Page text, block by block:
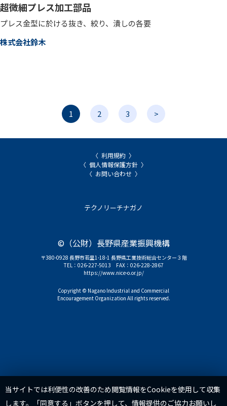
超微細プレス加工部品
プレス金型に於ける抜き、絞り、潰しの各要
株式会社鈴木
1 2 3 >
利用規約
個人情報保護方針
お問い合わせ
テクノリーチナガノ
©（公財）長野県産業振興機構
〒380-0928 長野市若里1-18-1 長野県工業技術総合センター３階
TEL： 026-227-5013 FAX：026-228-2867
https://www.nice-o.or.jp/
Copyright © Nagano Industrial and Commercial
Encouragement Organization All rights reserved.
当サイトでは利便性の改善のため閲覧情報をCookieを使用して収集
します。「同意する」ボタンを押して、情報提供のご協力お願いし